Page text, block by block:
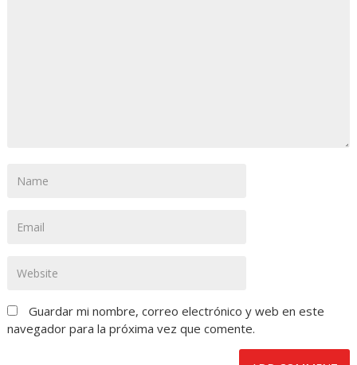
Guardar mi nombre, correo electrónico y web en este
navegador para la próxima vez que comente.